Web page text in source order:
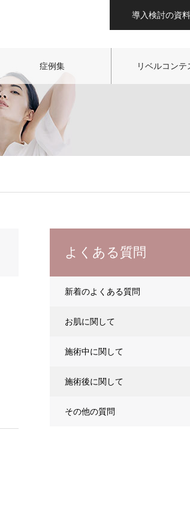
導入検討の資
症例集 リベルコンテ
よくある質問
新着のよくある質問
お肌に関して
施術中に関して
施術後に関して
その他の質問